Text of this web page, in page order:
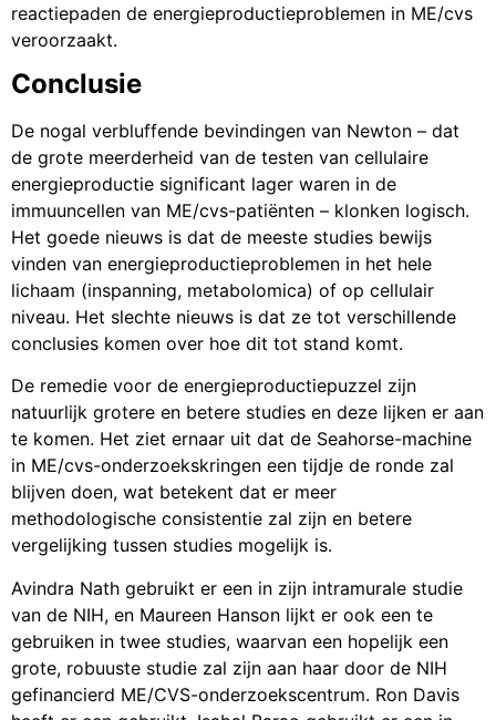
reactiepaden de energieproductieproblemen in ME/cvs
veroorzaakt.
Conclusie
De nogal verbluffende bevindingen van Newton – dat
de grote meerderheid van de testen van cellulaire
energieproductie significant lager waren in de
immuuncellen van ME/cvs-patiënten – klonken logisch.
Het goede nieuws is dat de meeste studies bewijs
vinden van energieproductieproblemen in het hele
lichaam (inspanning, metabolomica) of op cellulair
niveau. Het slechte nieuws is dat ze tot verschillende
conclusies komen over hoe dit tot stand komt.
De remedie voor de energieproductiepuzzel zijn
natuurlijk grotere en betere studies en deze lijken er aan
te komen. Het ziet ernaar uit dat de Seahorse-machine
in ME/cvs-onderzoekskringen een tijdje de ronde zal
blijven doen, wat betekent dat er meer
methodologische consistentie zal zijn en betere
vergelijking tussen studies mogelijk is.
Avindra Nath gebruikt er een in zijn intramurale studie
van de NIH, en Maureen Hanson lijkt er ook een te
gebruiken in twee studies, waarvan een hopelijk een
grote, robuuste studie zal zijn aan haar door de NIH
gefinancierd ME/CVS-onderzoekscentrum. Ron Davis